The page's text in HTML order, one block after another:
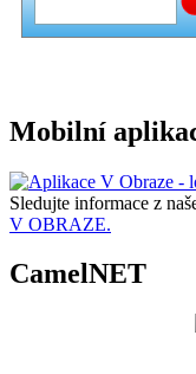
Mobilní
Sledujte informace z
V OBRAZE.
CamelNET